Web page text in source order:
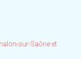
sur-Saône et